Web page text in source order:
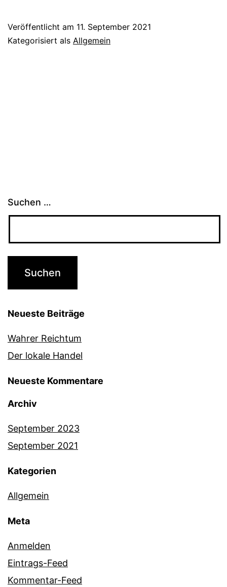
Veröffentlicht am 11. September 2021
Kategorisiert als Allgemein
Suchen …
Neueste Beiträge
Wahrer Reichtum
Der lokale Handel
Neueste Kommentare
Archiv
September 2023
September 2021
Kategorien
Allgemein
Meta
Anmelden
Eintrags-Feed
Kommentar-Feed